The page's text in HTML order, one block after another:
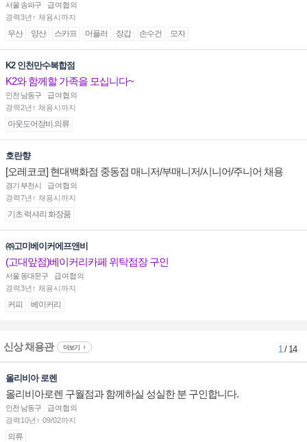
서울 송파구
급여협의
경력3년↑ 채용시까지
우산 양산 스카프 머플러 장갑 손수건 모자
K2 인천만수복합점
K2와 함께할 가족을 모십니다~
인천 남동구
급여협의
경력2년↑ 채용시까지
아웃도어장비.의류
호란향
[오레코코] 현대백화점 중동점 매니저/부매니저/시니어/주니어 채용
경기 부천시
급여협의
경력7년↑ 채용시까지
기초 럭셔리 화장품
㈜고미베이커에프앤비
(고대앞점)베이커리카페 위탁점장 구인
서울 동대문구
급여협의
경력3년↑ 채용시까지
커피 베이커리
신상 채용관 더보기 1/ 14
올리비아 로렌
올리비아로렌 구월점과 함께하실 성실한 분 구인합니다.
인천 남동구
급여협의
경력10년↑ 09/02까지
의류